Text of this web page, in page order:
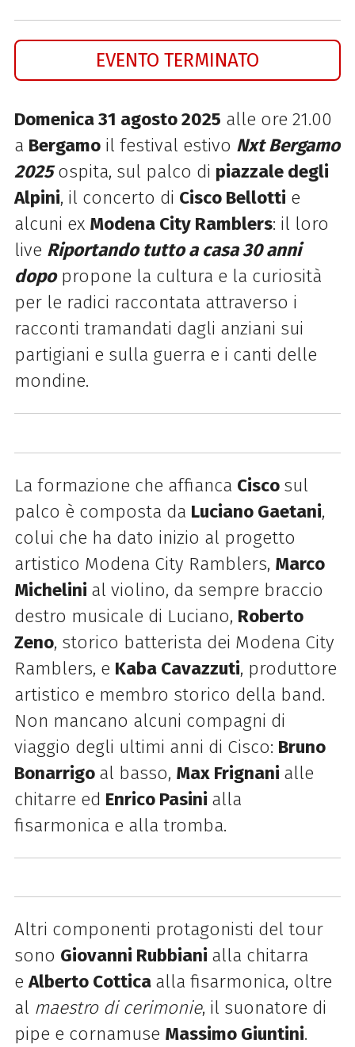
EVENTO TERMINATO
Domenica 31 agosto 2025 alle ore 21.00
a Bergamoil festival estivo Nxt Bergamo
2025ospita, sul palco di piazzale degli
Alpini, il concerto di Cisco Bellotti e
alcuni ex Modena City Ramblers: il loro
live Riportando tutto a casa 30 anni
dopopropone la cultura e la curiosità
per le radici raccontata attraverso i
racconti tramandati dagli anziani sui
partigiani e sulla guerra e i canti delle
mondine.
La formazione che affianca Cisco sul
palco è composta da Luciano Gaetani,
colui che ha dato inizio al progetto
artistico Modena City Ramblers, Marco
Michelini al violino, da sempre braccio
destro musicale di Luciano, Roberto
Zeno, storico batterista dei Modena City
Ramblers, e Kaba Cavazzuti, produttore
artistico e membro storico della band.
Non mancano alcuni compagni di
viaggio degli ultimi anni di Cisco: Bruno
Bonarrigo al basso, Max Frignani alle
chitarre ed Enrico Pasini alla
fisarmonica e alla tromba.
Altri componenti protagonisti del tour
sono Giovanni Rubbiani alla chitarra
e Alberto Cottica alla fisarmonica, oltre
al maestro di cerimonie, il suonatore di
pipe e cornamuse Massimo Giuntini.